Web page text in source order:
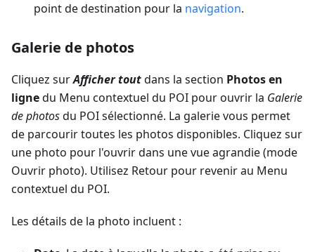
point de destination pour la navigation.
Galerie de photos
Cliquez surAfficher toutdans la section Photos en
lignedu Menu contextuel du POI pour ouvrir la Galerie
de photosdu POI sélectionné. La galerie vous permet
de parcourir toutes les photos disponibles. Cliquez sur
une photo pour l'ouvrir dans une vue agrandie (mode
Ouvrir photo). Utilisez Retour pour revenir au Menu
contextuel du POI.
Les détails de la photo incluent :